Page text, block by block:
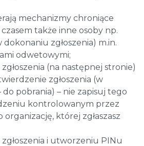
mechanizmy chroniące
także inne osoby np.
dokonaniu zgłoszenia) m.in.
odwetowymi;
(na następnej stronie)
zgłoszenia (w
pobrania) – nie zapisuj tego
kontrolowanym przez
której zgłaszasz
i utworzeniu PINu